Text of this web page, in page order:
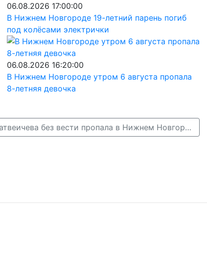
06.08.2026 17:00:00
В Нижнем Новгороде 19-летний парень погиб
под колёсами электрички
06.08.2026 16:20:00
В Нижнем Новгороде утром 6 августа пропала
8-летняя девочка
83-летняя Евгения Матвеичева без вести пропала в Нижнем Новгороде →